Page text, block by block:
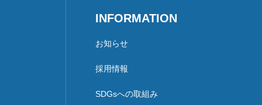
INFORMATION
お知らせ
採用情報
SDGsへの取組み